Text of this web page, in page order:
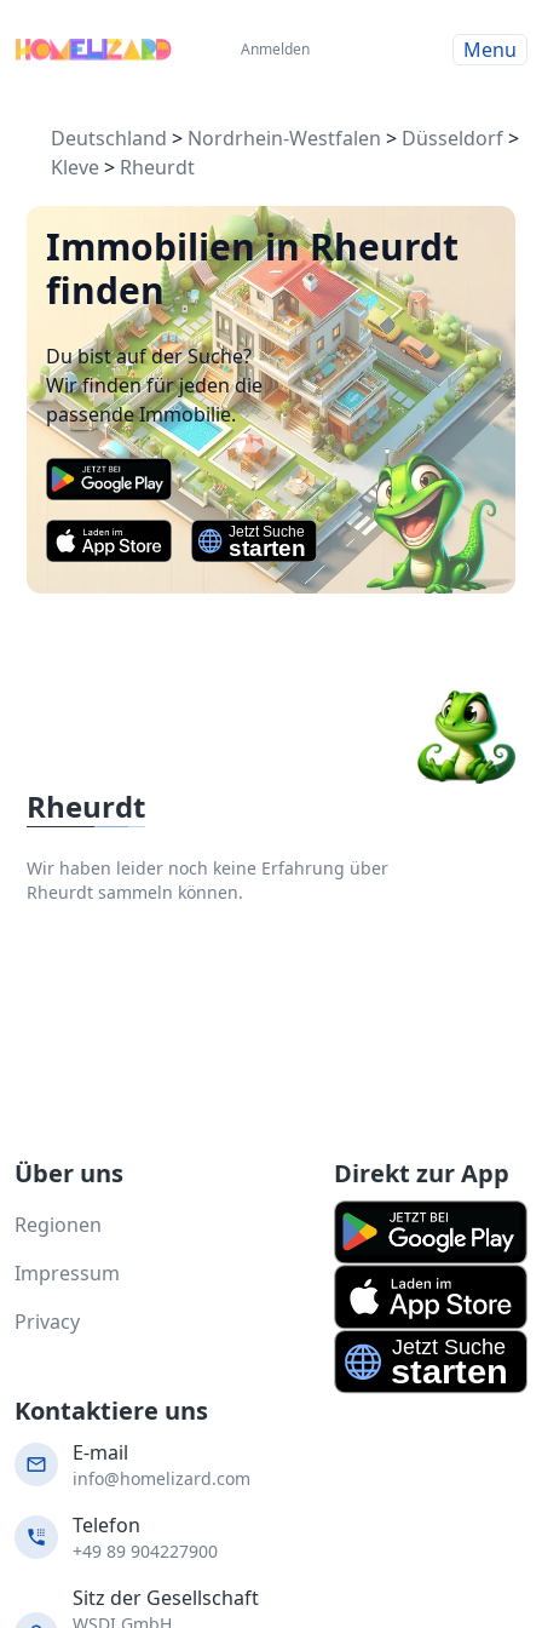
Anmelden Menu
Deutschland > Nordrhein-Westfalen > Düsseldorf>
Kleve> Rheurdt
Immobilien in Rheurdt
finden
Du bist auf der Suche?
Wir finden für jeden die
passende Immobilie.
Rheurdt
Wir haben leider noch keine Erfahrung über
Rheurdt sammeln können.
Über uns
Regionen
Impressum
Privacy
Direkt zur App
Kontaktiere uns
E-mail
info@homelizard.com
Telefon
+49 89 904227900
Sitz der Gesellschaft